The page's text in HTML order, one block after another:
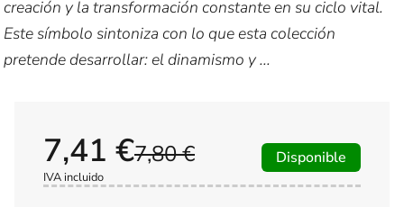
creación y la transformación constante en su ciclo vital.
Este símbolo sintoniza con lo que esta colección
pretende desarrollar: el dinamismo y ...
7,80 €
7,41 €
IVA incluido
Disponible